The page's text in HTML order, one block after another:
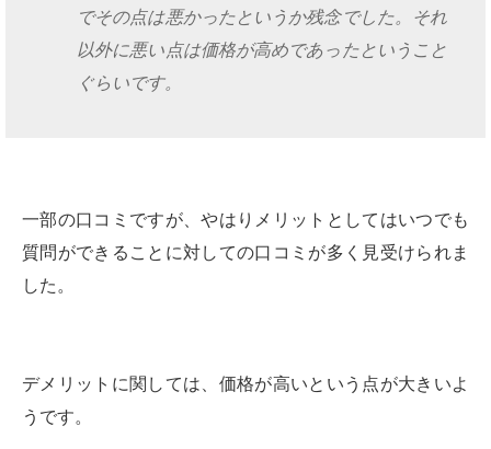
でその点は悪かったというか残念でした。それ
以外に悪い点は価格が高めであったということ
ぐらいです。
一部の口コミですが、やはりメリットとしてはいつでも
質問ができることに対しての口コミが多く見受けられま
した。
デメリットに関しては、価格が高いという点が大きいよ
うです。